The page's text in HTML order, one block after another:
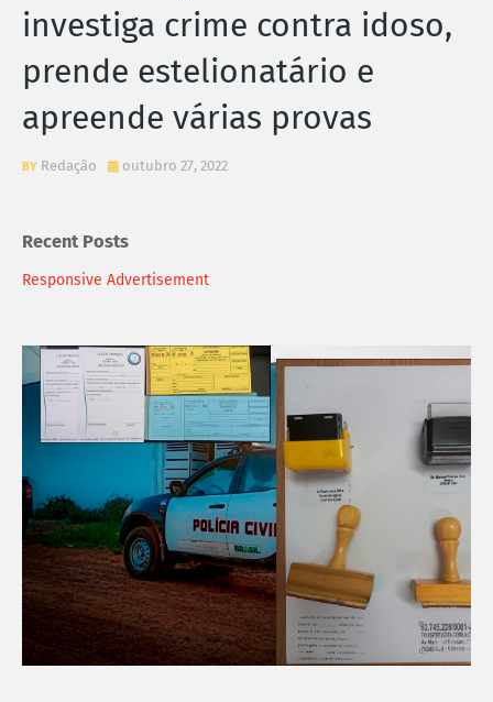
investiga crime contra idoso,
prende estelionatário e
apreende várias provas
Redação outubro 27, 2022
Recent Posts
Responsive Advertisement